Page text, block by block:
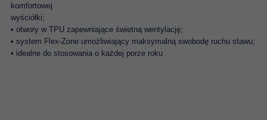
komfortowej
wyściółki;
• otwory w TPU zapewniające świetną wentylację;
• system Flex-Zone umożliwiający maksymalną swobodę ruchu stawu;
• idealne do stosowania o każdej porze roku